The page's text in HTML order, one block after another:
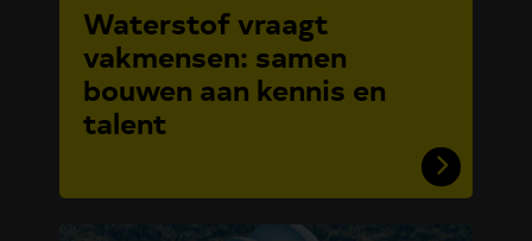
Waterstof vraagt
vakmensen: samen
bouwen aan kennis en
talent